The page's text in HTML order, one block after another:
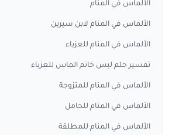
الألماس في المنام
الألماس في المنام لابن سيرين
الألماس في المنام للعزباء
تفسير حلم لبس خاتم الماس للعزباء
الألماس في المنام للمتزوجة
الألماس في المنام للحامل
الألماس في المنام للمطلقة